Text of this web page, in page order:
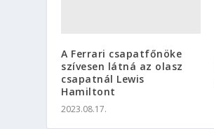
A Ferrari csapatfőnöke
szívesen látná az olasz
csapatnál Lewis
Hamiltont
2023.08.17.